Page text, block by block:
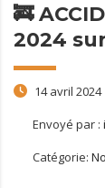
🚒
2024
14 avril 2024
Envoyé par :
Catégorie: